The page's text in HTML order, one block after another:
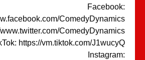
www.facebook.com/
http://www.twitter.com/
TikTok: https://vm.tiktok.com/